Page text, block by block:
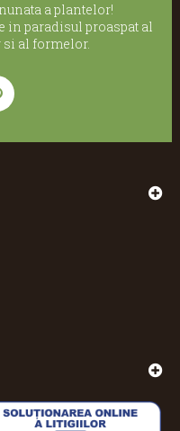
a plantelor!
in paradisul proaspat al
al formelor.